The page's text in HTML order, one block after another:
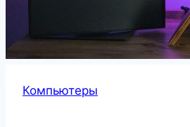
Компьютеры